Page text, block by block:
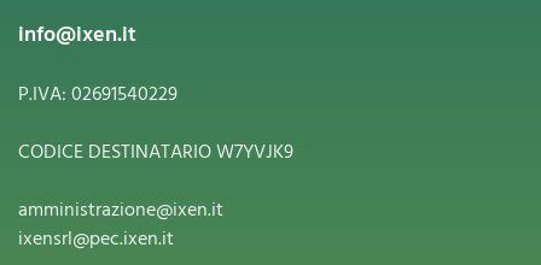
info@ixen.it
P.IVA: 02691540229
CODICE DESTINATARIO W7YVJK9
amministrazione@ixen.it
ixensrl@pec.ixen.it